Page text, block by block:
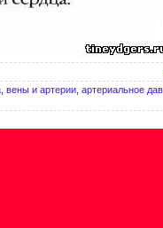
вены и артерии артериальное